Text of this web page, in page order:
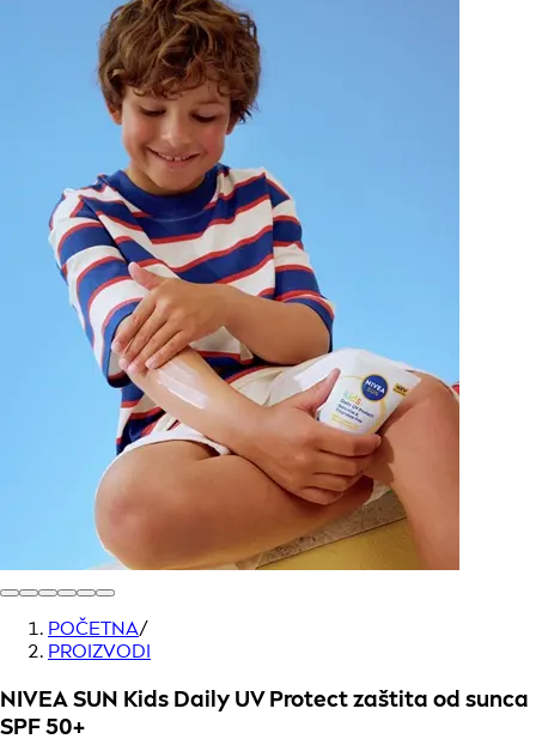
POČETNA/
PROIZVODI
NIVEA SUN Kids Daily UV Protect zaštita od sunca
SPF 50+